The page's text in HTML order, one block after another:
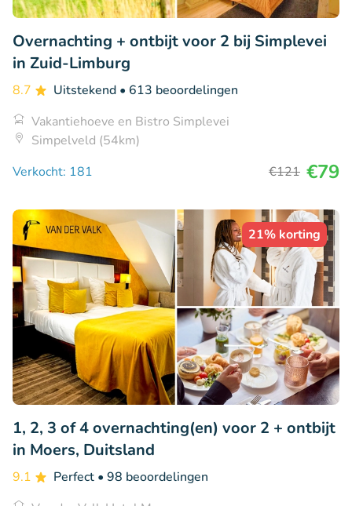
Overnachting + ontbijt voor 2 bij Simplevei
in Zuid-Limburg
8.7 Uitstekend • 613 beoordelingen
Vakantiehoeve en Bistro Simplevei
Simpelveld (54km)
Verkocht: 181
€121 €79
21% korting
1, 2, 3 of 4 overnachting(en) voor 2 + ontbijt
in Moers, Duitsland
9.1 Perfect • 98 beoordelingen